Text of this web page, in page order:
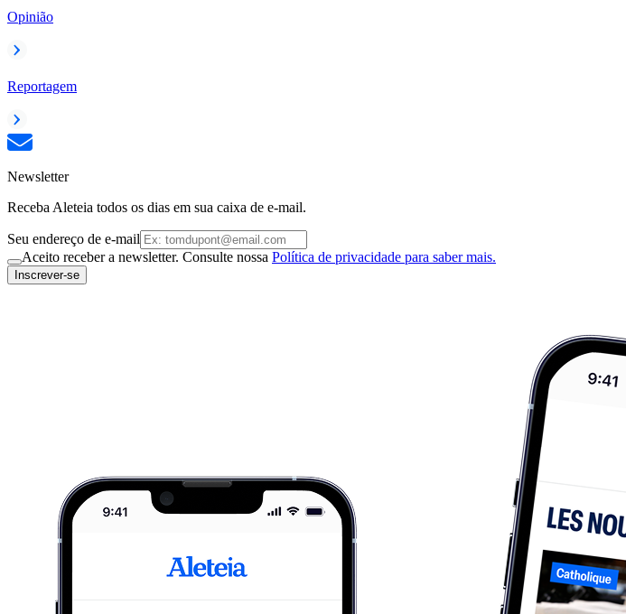
Opinião
Reportagem
Newsletter
Receba Aleteia todos os dias em sua caixa de e-mail.
Seu endereço de e-mail
Aceito receber a newsletter. Consulte nossa Política de privacidade para saber mais.
Inscrever-se